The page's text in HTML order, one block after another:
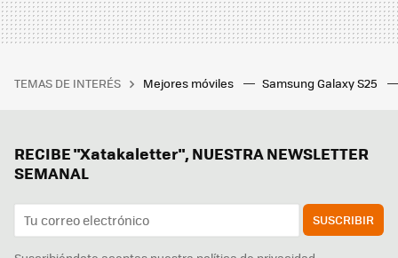
TEMAS DE INTERÉS Mejores móviles Samsung Galaxy S25
RECIBE "Xatakaletter", NUESTRA NEWSLETTER
SEMANAL
SUSCRIBIR